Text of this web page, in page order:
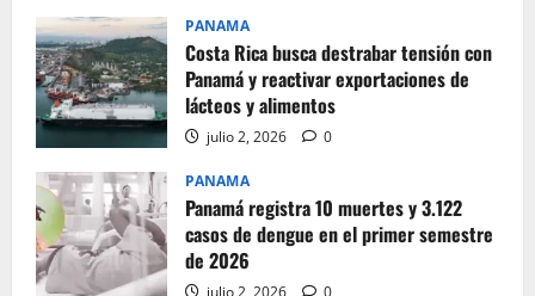
PANAMA
Costa Rica busca destrabar tensión con
Panamá y reactivar exportaciones de
lácteos y alimentos
julio 2, 2026 0
PANAMA
Panamá registra 10 muertes y 3.122
casos de dengue en el primer semestre
de 2026